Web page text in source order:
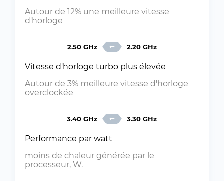
Autour de 12% une meilleure vitesse
d'horloge
2.50 GHz 2.20 GHz
Vitesse d'horloge turbo plus élevée
Autour de 3% meilleure vitesse d'horloge
overclockée
3.40 GHz 3.30 GHz
Performance par watt
moins de chaleur générée par le
processeur, W.